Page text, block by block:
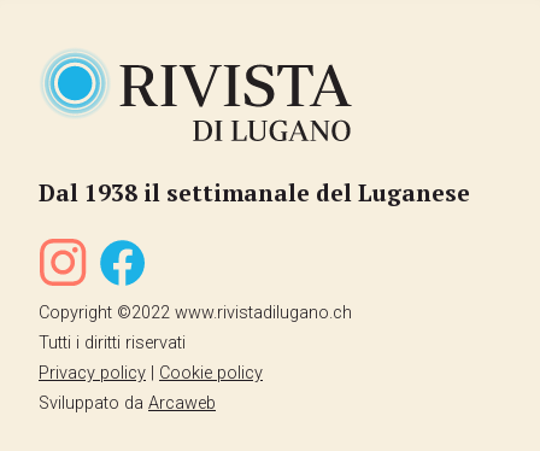
Dal 1938 il settimanale del Luganese
Copyright ©2022 www.rivistadilugano.ch
Tutti i diritti riservati
Privacy policy
Cookie policy
Sviluppato da Arcaweb